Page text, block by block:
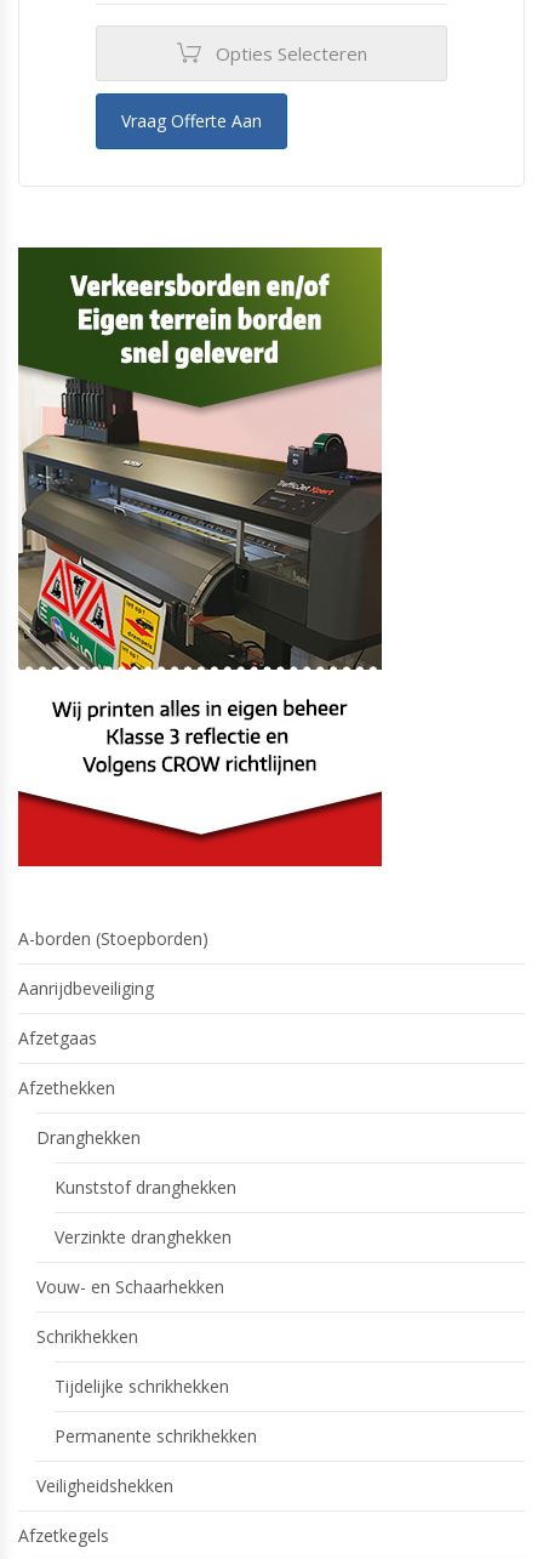
Opties Selecteren
Vraag Offerte Aan
A-borden (Stoepborden)
Aanrijdbeveiliging
Afzetgaas
Afzethekken
Dranghekken
Kunststof dranghekken
Verzinkte dranghekken
Vouw- en Schaarhekken
Schrikhekken
Tijdelijke schrikhekken
Permanente schrikhekken
Veiligheidshekken
Afzetkegels